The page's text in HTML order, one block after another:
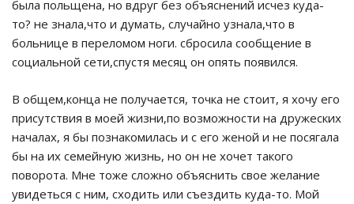
была польщена, но вдруг без объяснений исчез куда-
то? не знала,что и думать, случайно узнала,что в
больнице в переломом ноги. сбросила сообщение в
социальной сети,спустя месяц он опять появился.
В общем,конца не получается, точка не стоит, я хочу его
присутствия в моей жизни,по возможности на дружеских
началах, я бы познакомилась и с его женой и не посягала
бы на их семейную жизнь, но он не хочет такого
поворота. Мне тоже сложно объяснить свое желание
увидеться с ним, сходить или съездить куда-то. Мой